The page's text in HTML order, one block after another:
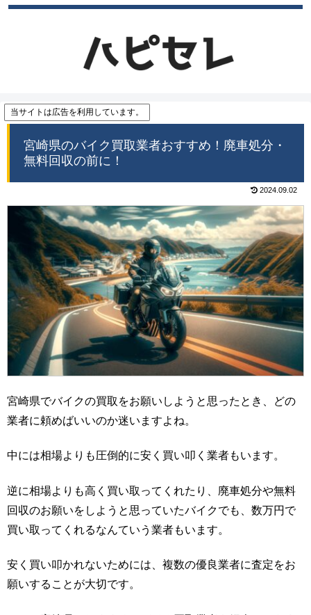
当サイトは広告を利用しています。
宮崎県のバイク買取業者おすすめ！廃車処分・
無料回収の前に！
2024.09.02
宮崎県でバイクの買取をお願いしようと思ったとき、どの
業者に頼めばいいのか迷いますよね。
中には相場よりも圧倒的に安く買い叩く業者もいます。
逆に相場よりも高く買い取ってくれたり、廃車処分や無料
回収のお願いをしようと思っていたバイクでも、数万円で
買い取ってくれるなんていう業者もいます。
安く買い叩かれないためには、複数の優良業者に査定をお
願いすることが大切です。